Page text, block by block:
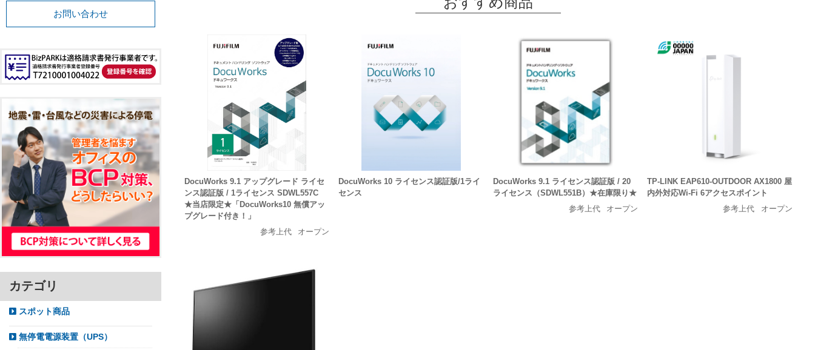
DocuWorks 9.1 アップグレード ライセ
ンス認証版 / 1ライセンス SDWL557C
★当店限定★「DocuWorks10 無償アッ
プグレード付き！」
参考上代
オープン
DocuWorks 10 ライセンス認証版/1ライ
センス
DocuWorks 9.1 ライセンス認証版 / 20
ライセンス（SDWL551B）★在庫限り★
参考上代
オープン
TP-LINK EAP610-OUTDOOR AX1800 屋
内外対応Wi-Fi 6アクセスポイント
参考上代
オープン
お問い合わせ
カテゴリ
スポット商品
無停電電源装置（UPS）